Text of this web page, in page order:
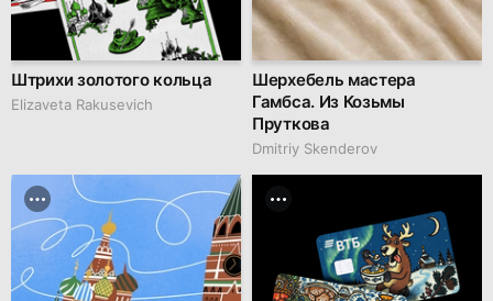
Штрихи золотого кольца
Elizaveta Rakusevich
Шерхебель мастера
Гамбса. Из Козьмы
Пруткова
Dmitriy Skenderov